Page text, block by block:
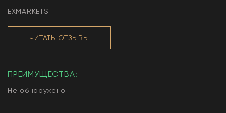
EXMARKETS
ЧИТАТЬ ОТЗЫВЫ
ПРЕИМУЩЕСТВА:
Не обнаружено